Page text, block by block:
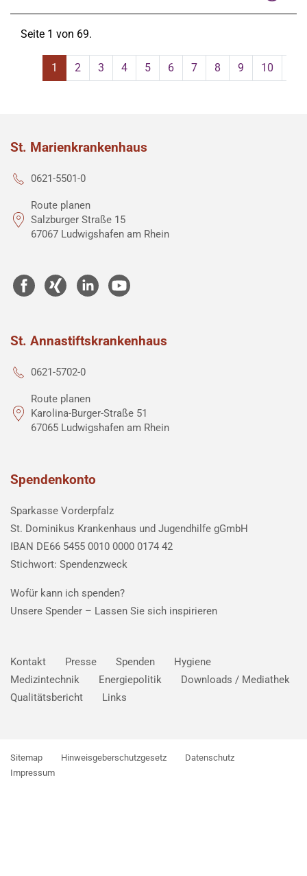
Seite 1 von 69.
1 2 3 4 5 6 7 8 9 10
St. Marienkrankenhaus
0621-5501-0
Route planen
Salzburger Straße 15
67067 Ludwigshafen am Rhein
St. Annastiftskrankenhaus
0621-5702-0
Route planen
Karolina-Burger-Straße 51
67065 Ludwigshafen am Rhein
Spendenkonto
Sparkasse Vorderpfalz
St. Dominikus Krankenhaus und Jugendhilfe gGmbH
IBAN DE66 5455 0010 0000 0174 42
Stichwort: Spendenzweck
Wofür kann ich spenden?
Unsere Spender – Lassen Sie sich inspirieren
Kontakt Presse Spenden
Hygiene
Medizintechnik
Energiepolitik
Downloads / Mediathek
Qualitätsbericht
Links
Sitemap Hinweisgeberschutzgesetz
Datenschutz
Impressum